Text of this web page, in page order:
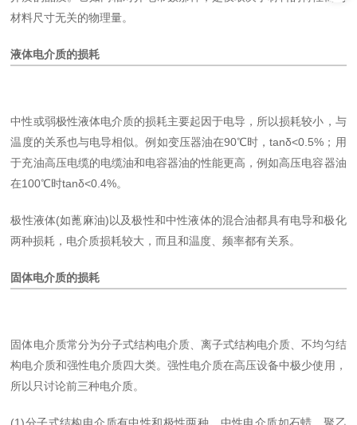
材料尺寸无关的物理量。
液体电介质的损耗
中性或弱极性液体电介质的损耗主要起因于电导，所以损耗较小，与
温度的关系也与电导相似。例如变压器油在90℃时，tanδ<0.5%；用
于充油高压电缆的电缆油和电容器油的性能更高，例如高压电容器油
在100℃时tanδ<0.4%。
极性液体(如蓖麻油)以及极性和中性液体的混合油都具有电导和极化
两种损耗，电介质损耗较大，而且和温度、频率都有关系。
固体电介质的损耗
固体电介质常分为分子式结构电介质、离子式结构电介质、不均匀结
构电介质和强性电介质四大类。强性电介质在高压设备中极少使用，
所以只讨论前三种电介质。